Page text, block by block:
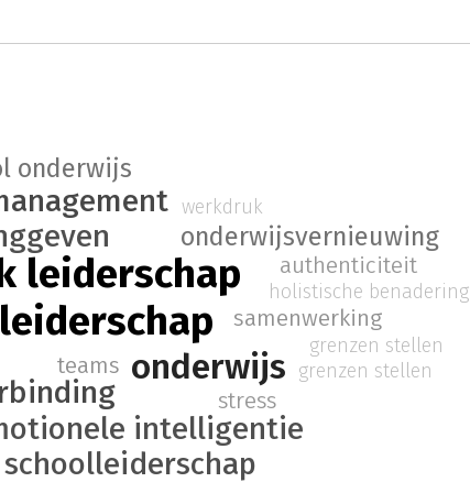
leiderschap
leiderschap
onderwijs
intelligentie
schoolleiderschap
onderwijsvernieuwing
onderwijs
teams
samenwerking
stress
authenticiteit
holistische benadering
grenzen stellen
werkdruk
grenzen stellen